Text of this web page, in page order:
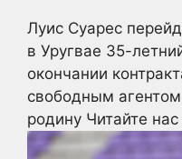
Луис Суарес
в Уругвае 35-
окончании
свободным
родину Читайте